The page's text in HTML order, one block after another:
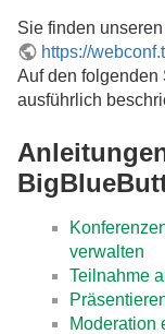
Sie finden
https://
Auf den folgenden
ausführlich
verwalten
Teilnahme
Moderation